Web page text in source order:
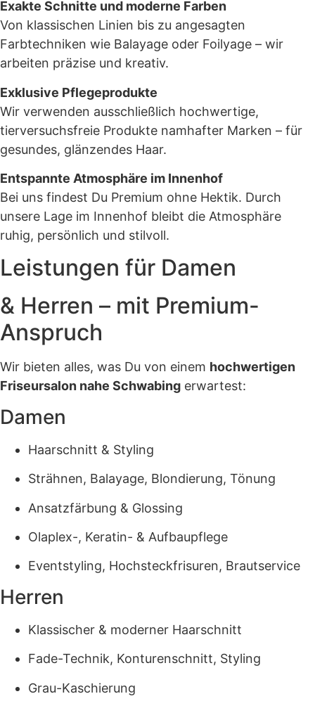
Exakte Schnitte und moderne Farben
Von klassischen Linien bis zu angesagten
Farbtechniken wie Balayage oder Foilyage – wir
arbeiten präzise und kreativ.
Exklusive Pflegeprodukte
Wir verwenden ausschließlich hochwertige,
tierversuchsfreie Produkte namhafter Marken – für
gesundes, glänzendes Haar.
Entspannte Atmosphäre im Innenhof
Bei uns findest Du Premium ohne Hektik. Durch
unsere Lage im Innenhof bleibt die Atmosphäre
ruhig, persönlich und stilvoll.
Leistungen für Damen
& Herren – mit Premium-
Anspruch
Wir bieten alles, was Du von einem hochwertigen
Friseursalon nahe Schwabing erwartest:
Damen
Haarschnitt & Styling
Strähnen, Balayage, Blondierung, Tönung
Ansatzfärbung & Glossing
Olaplex-, Keratin- & Aufbaupflege
Eventstyling, Hochsteckfrisuren, Brautservice
Herren
Klassischer & moderner Haarschnitt
Fade-Technik, Konturenschnitt, Styling
Grau-Kaschierung